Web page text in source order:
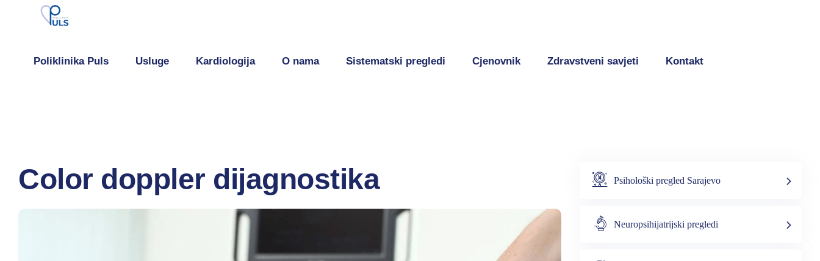
Poliklinika Puls Usluge Kardiologija O nama Sistematski pregledi Cjenovnik Zdravstveni savjeti Kontakt
Color doppler dijagnostika Psihološki pregled Sarajevo
Neuropsihijatrijski pregledi